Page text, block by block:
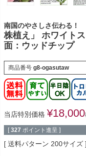
南国のやさしさ伝わる！
株植え」 ホワイト
面：ウッドチップ
商品番号 g8-ogasutaw
当店特別価格 ¥18,000
[ 327 ポイント進呈 ]
送料パターン 200サイズ